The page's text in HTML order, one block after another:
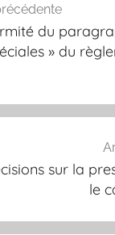
du
» du
sur la
le